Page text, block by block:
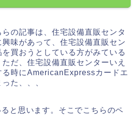
の記事は、住宅設備直販センタ
味があって、住宅設備直販セン
買おうとしている方がみている
だ、住宅設備直販センターいえ
る時にAmericanExpressカードエ
た、、、
と思います。そこでこちらのペ